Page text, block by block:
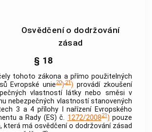
Osvědčení o dodržování
zásad
§ 18
tohoto zákona a přímo použitelných
Evropské unie20),21) provádí zkoušení
vlastností látky nebo směsi v
nebezpečných vlastností stanovených
3 a 4 přílohy I nařízení Evropského
a Rady (ES) č. 1272/200821) pouze
která má osvědčení o dodržování zásad